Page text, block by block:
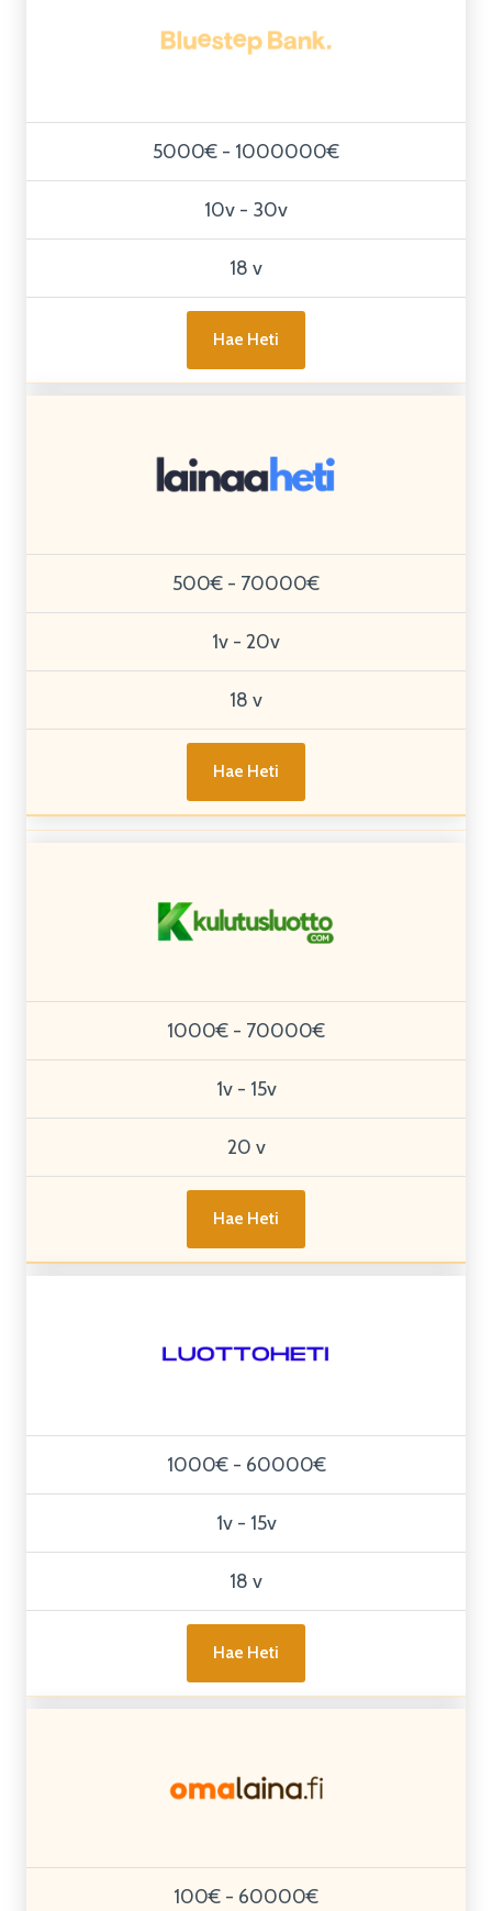
5000€ - 1000000€
10v - 30v
18 v
Hae Heti
500€ - 70000€
1v - 20v
18 v
Hae Heti
1000€ - 70000€
1v - 15v
20 v
Hae Heti
1000€ - 60000€
1v - 15v
18 v
Hae Heti
100€ - 60000€